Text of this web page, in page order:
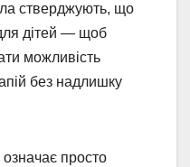
стверджують, що
дітей — щоб
можливість
без надлишку
означає просто